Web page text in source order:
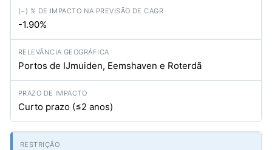
-1.90%
Portos de IJmuiden, Eemshaven e Roterdã
Curto prazo (≤2 anos)